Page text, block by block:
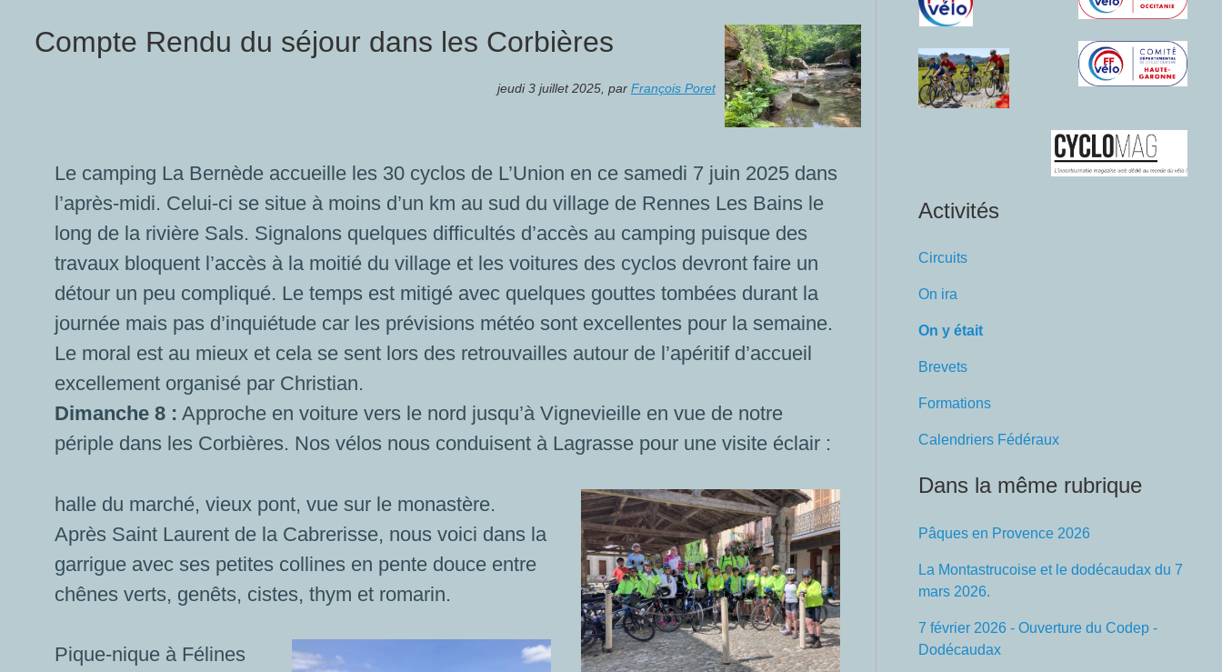
Compte Rendu du séjour dans les Corbières
jeudi 3 juillet 2025, par François Poret
Le camping La Bernède accueille les 30 cyclos de L’Union en ce samedi 7 juin 2025 dans
l’après-midi. Celui-ci se situe à moins d’un km au sud du village de Rennes Les Bains le
long de la rivière Sals. Signalons quelques difficultés d’accès au camping puisque des
travaux bloquent l’accès à la moitié du village et les voitures des cyclos devront faire un
détour un peu compliqué. Le temps est mitigé avec quelques gouttes tombées durant la
journée mais pas d’inquiétude car les prévisions météo sont excellentes pour la semaine.
Le moral est au mieux et cela se sent lors des retrouvailles autour de l’apéritif d’accueil
excellement organisé par Christian.
Dimanche 8 : Approche en voiture vers le nord jusqu’à Vignevieille en vue de notre
périple dans les Corbières. Nos vélos nous conduisent à Lagrasse pour une visite éclair :
halle du marché, vieux pont, vue sur le monastère.
Après Saint Laurent de la Cabrerisse, nous voici dans la
garrigue avec ses petites collines en pente douce entre
chênes verts, genêts, cistes, thym et romarin.
Pique-nique à Félines
Activités
Circuits
On ira
On y était
Brevets
Formations
Calendriers Fédéraux
Dans la même rubrique
Pâques en Provence 2026
La Montastrucoise et le dodécaudax du 7
mars 2026.
7 février 2026 - Ouverture du Codep -
Dodécaudax